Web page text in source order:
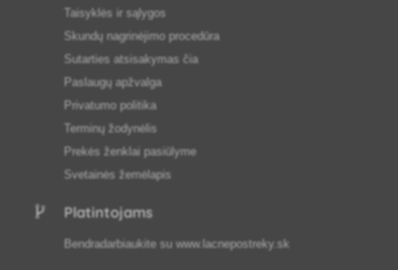
Taisyklės ir sąlygos
Skundų nagrinėjimo procedūra
Sutarties atsisakymas čia
Paslaugų apžvalga
Privatumo politika
Terminų žodynėlis
Prekės ženklai pasiūlyme
Svetainės žemėlapis
Platintojams
Bendradarbiaukite su www.lacnepostreky.sk